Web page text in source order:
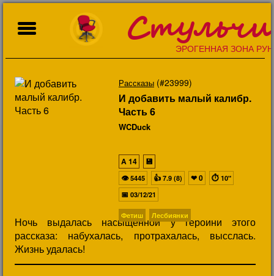
ЭРОГЕННАЯ ЗОНА
Рассказы (#23999)
И добавить малый калибр.
Часть 6
WCDuck
Ночь выдалась насыщенной у героини этого
рассказа: набухалась, протрахалась, высслась.
Жизнь удалась!
A14
💾
👁5445 👍 7.9 (8) ❤0 ⏱ 10"
📅 03/12/21
Фетиш Лесбиянки